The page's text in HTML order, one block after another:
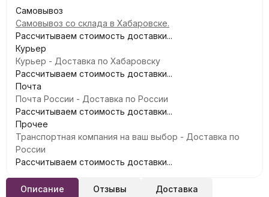
Самовывоз
Самовывоз со склада в Хабаровске.
Рассчитываем стоимость доставки...
Курьер
Курьер - Доставка по Хабаровску
Рассчитываем стоимость доставки...
Почта
Почта России - Доставка по России
Рассчитываем стоимость доставки...
Прочее
Транспортная компания на ваш выбор - Доставка по
России
Рассчитываем стоимость доставки...
Описание Отзывы Доставка